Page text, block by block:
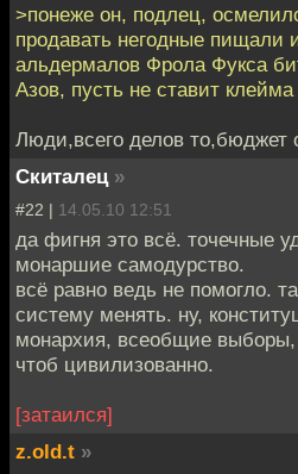
>понеже он, подлец,
продавать негодные
альдермалов Фрола Фукса
Азов, пусть не ставит
Люди,всего делов то,бюджет
Скиталец »
#22 | 14.05.10 12:51
да фигня это всё. точечные
монаршие самодурство.
всё равно ведь не помогло.
систему менять. ну,
монархия, всеобщие выборы,
чтоб цивилизованно.
[затаился]
z.old.t »